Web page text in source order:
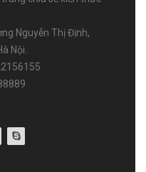
Nguyễn Thị Định,
Nội.